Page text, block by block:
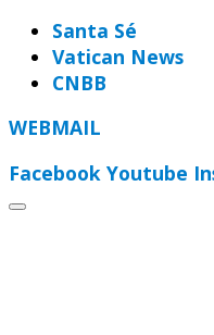
Santa Sé
Vatican News
CNBB
WEBMAIL
Facebook Youtube